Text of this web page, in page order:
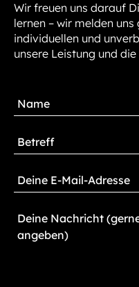
Wir freuen uns darauf
lernen – wir melden
individuellen und
unsere Leistung und